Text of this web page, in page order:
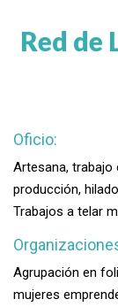
Red de
Oficio:
Artesana, trabajo
producción,
Trabajos a telar
Agrupación en
mujeres